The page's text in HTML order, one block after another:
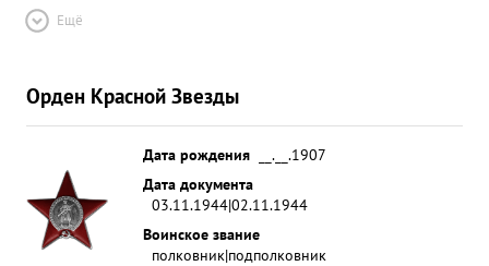
Ещё
Орден Красной Звезды
Дата рождения
__.__.1907
Дата документа
03.11.1944|02.11.1944
Воинское звание
полковник|подполковник